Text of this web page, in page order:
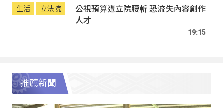
生活 立法院
公視預算遭立院腰斬 恐流失內容創作
人才
19:15
推薦新聞